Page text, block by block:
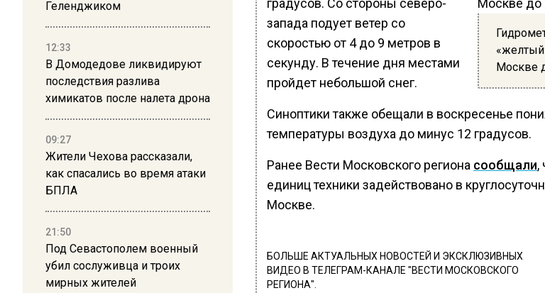
Геленджиком
12:33
В Домодедове ликвидируют
последствия разлива
химикатов после налета дрона
09:27
Жители Чехова рассказали,
как спасались во время атаки
БПЛА
21:50
Под Севастополем военный
убил сослуживца и троих
мирных жителей
Москве
градусов. Со стороны северо-
запада подует ветер со
скоростью от 4 до 9 метров в
секунду. В течение дня местами
пройдет небольшой снег.
Синоптики также обещали в воскресенье
температуры воздуха до минус 12 градусов.
Ранее Вести Московского региона сообщали,
единиц техники задействовано в
Москве.
БОЛЬШЕ АКТУАЛЬНЫХ НОВОСТЕЙ И ЭКСКЛЮЗИВНЫХ
ВИДЕО В ТЕЛЕГРАМ-КАНАЛЕ "ВЕСТИ МОСКОВСКОГО
РЕГИОНА".